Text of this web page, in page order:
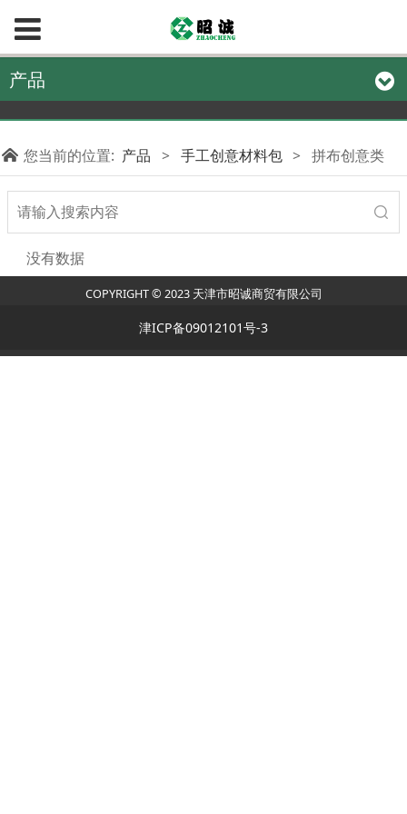
产品
您当前的位置: 产品 > 手工创意材料包 > 拼布创意类
没有数据
COPYRIGHT © 2023 天津市昭诚商贸有限公司
津ICP备09012101号-3